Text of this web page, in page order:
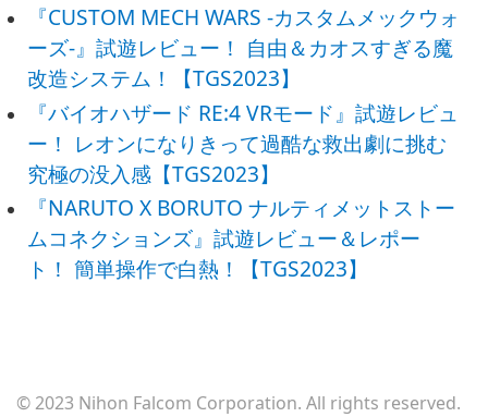
『CUSTOM MECH WARS -カスタムメックウォ
ーズ-』試遊レビュー！ 自由＆カオスすぎる魔
改造システム！【TGS2023】
『バイオハザード RE:4 VRモード』試遊レビュ
ー！ レオンになりきって過酷な救出劇に挑む
究極の没入感【TGS2023】
『NARUTO X BORUTO ナルティメットストー
ムコネクションズ』試遊レビュー＆レポー
ト！ 簡単操作で白熱！【TGS2023】
© 2023 Nihon Falcom Corporation. All rights reserved.